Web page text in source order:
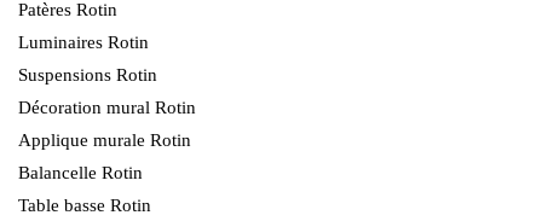
Patères Rotin
Luminaires Rotin
Suspensions Rotin
Décoration mural Rotin
Applique murale Rotin
Balancelle Rotin
Table basse Rotin